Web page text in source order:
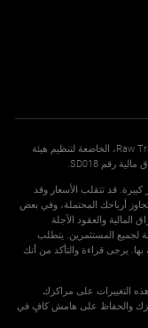
تُعد IC و IC Markets Global أسماءً تجارية لشركة Raw Trading Ltd، الخاضعة لتنظيم هيئة
قد تتقلب الأسعار وقد
أرباحك المحتملة، وفي بعض
المالية والعقود الآجلة
لجميع المستثمرين. يتطلب
يرجى قراءة والتأكد من أنك
هذه التغييرات على مراكزك
والحفاظ على هامش كافٍ في